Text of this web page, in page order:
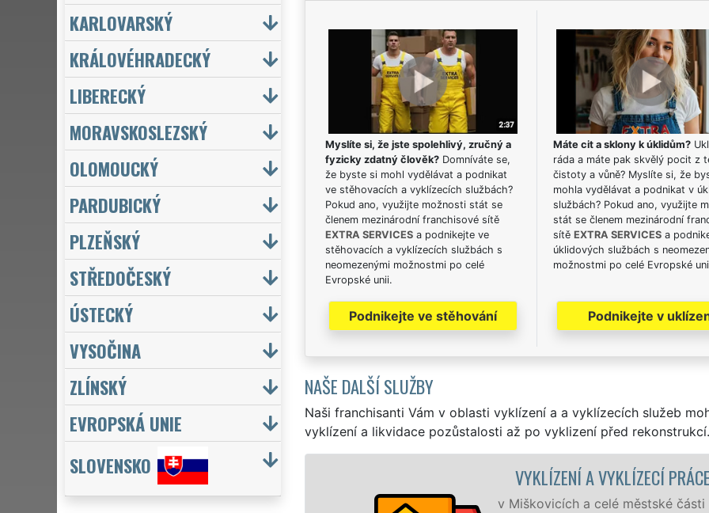
Myslíte si, že jste spolehlivý, zručný a
fyzicky zdatný člověk?Domníváte se,
že byste si mohl vydělávat a podnikat
ve stěhovacích a vyklízecích službách?
Pokud ano, využijte možnosti stát se
členem mezinárodní franchisové sítě
EXTRA SERVICESa podnikejte ve
stěhovacích a vyklízecích službách s
neomezenými možnostmi po celé
Evropské unii.
Podnikejte ve stěhování
Máte cit a sklony k úklidům?
ráda a máte pak skvělý pocit z
čistoty a vůně? Myslíte si, že
mohla vydělávat a podnikat v
službách? Pokud ano, využijte
stát se členem mezinárodní
sítě EXTRA SERVICESa
úklidových službách s
možnostmi po celé Evropské
Podnikejte v
NAŠE DALŠÍ SLUŽBY
Naši franchisanti Vám v oblasti vyklízení a a vyklízecích služeb
vyklízení a likvidace pozůstalosti až po vyklizení před rekonstrukcí.
VYKLÍZENÍ A VYKLÍZECÍ PRÁCE MIŠKOVICE
v Miškovicích a celé městské části Praha 9 zajišťujeme služby vyklízení,
KARLOVARSKÝ
KRÁLOVÉHRADECKÝ
LIBERECKÝ
MORAVSKOSLEZSKÝ
OLOMOUCKÝ
PARDUBICKÝ
PLZEŇSKÝ
STŘEDOČESKÝ
ÚSTECKÝ
VYSOČINA
ZLÍNSKÝ
EVROPSKÁ UNIE
SLOVENSKO